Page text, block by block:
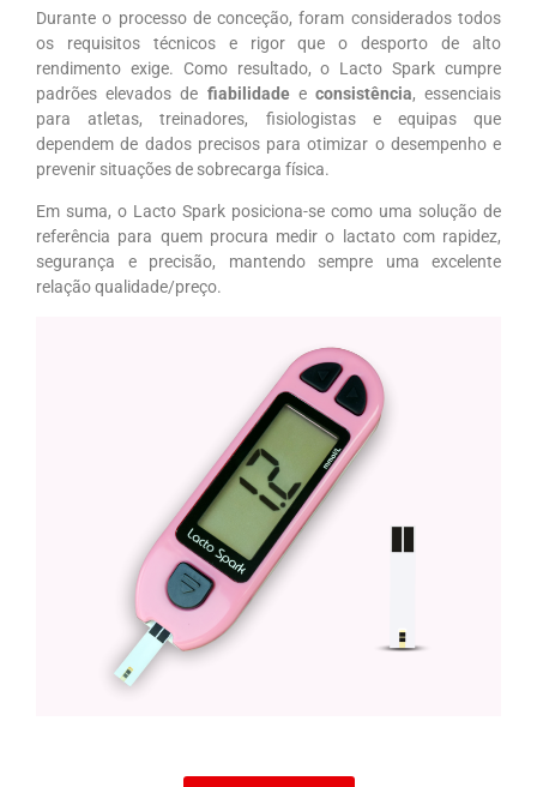
Durante o processo de conceção, foram considerados todos
os requisitos técnicos e rigor que o desporto de alto
rendimento exige. Como resultado, o Lacto Spark cumpre
padrões elevados de fiabilidadee consistência, essenciais
para atletas, treinadores, fisiologistas e equipas que
dependem de dados precisos para otimizar o desempenho e
prevenir situações de sobrecarga física.
Em suma, o Lacto Spark posiciona-se como uma solução de
referência para quem procura medir o lactato com rapidez,
segurança e precisão, mantendo sempre uma excelente
relação qualidade/preço.